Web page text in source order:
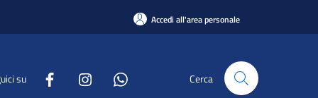
Accedi all'area personale
su Cerca